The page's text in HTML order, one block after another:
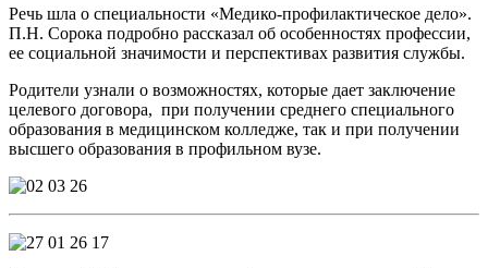
Речь шла о специальности «Медико-профилактическое дело».
П.Н. Сорока подробно рассказал об особенностях профессии,
ее социальной значимости и перспективах развития службы.
Родители узнали о возможностях, которые дает заключение
целевого договора, при получении среднего специального
образования в медицинском колледже, так и при получении
высшего образования в профильном вузе.